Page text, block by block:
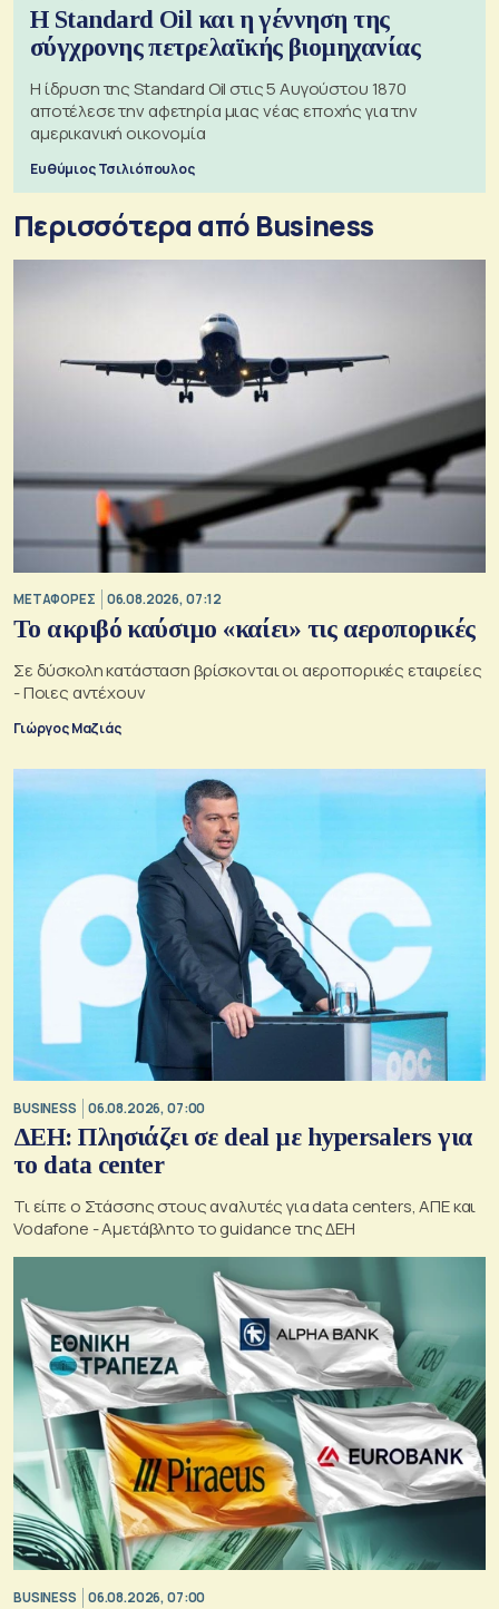
Η Standard Oil και η γέννηση της
σύγχρονης πετρελαϊκής βιομηχανίας
Η ίδρυση της Standard Oil στις 5 Αυγούστου 1870
αποτέλεσε την αφετηρία μιας νέας εποχής για την
αμερικανική οικονομία
Ευθύμιος Τσιλιόπουλος
Περισσότερα από Business
ΜΕΤΑΦΟΡΕΣ 06.08.2026, 07:12
Το ακριβό καύσιμο «καίει» τις αεροπορικές
Σε δύσκολη κατάσταση βρίσκονται οι αεροπορικές εταιρείες
- Ποιες αντέχουν
Γιώργος Μαζιάς
BUSINESS 06.08.2026, 07:00
ΔΕΗ: Πλησιάζει σε deal με hypersalers για
το data center
Τι είπε ο Στάσσης στους αναλυτές για data centers, ΑΠΕ και
Vodafone - Αμετάβλητο το guidance της ΔΕΗ
BUSINESS 06.08.2026, 07:00